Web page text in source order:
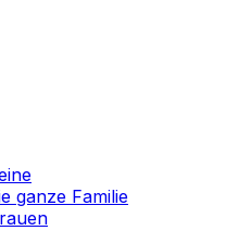
ganze Familie